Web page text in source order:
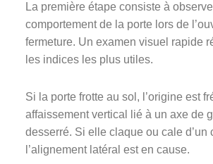
La première étape consiste à
comportement de la porte lors de
fermeture. Un examen visuel rapide
les indices les plus utiles.
Si la porte frotte au sol, l’origine est
affaissement vertical lié à un axe de
desserré. Si elle claque ou cale d’un
l’alignement latéral est en cause.